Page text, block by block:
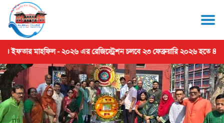
ইফতার মাহফিল - ২০২৬ এর রেজিস্ট্রেশন চলবে ২৩ ফেব্রুয়ারি ২০২৬ হতে ৪